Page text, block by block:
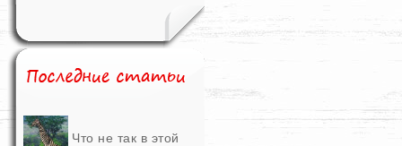
Что не так в этой